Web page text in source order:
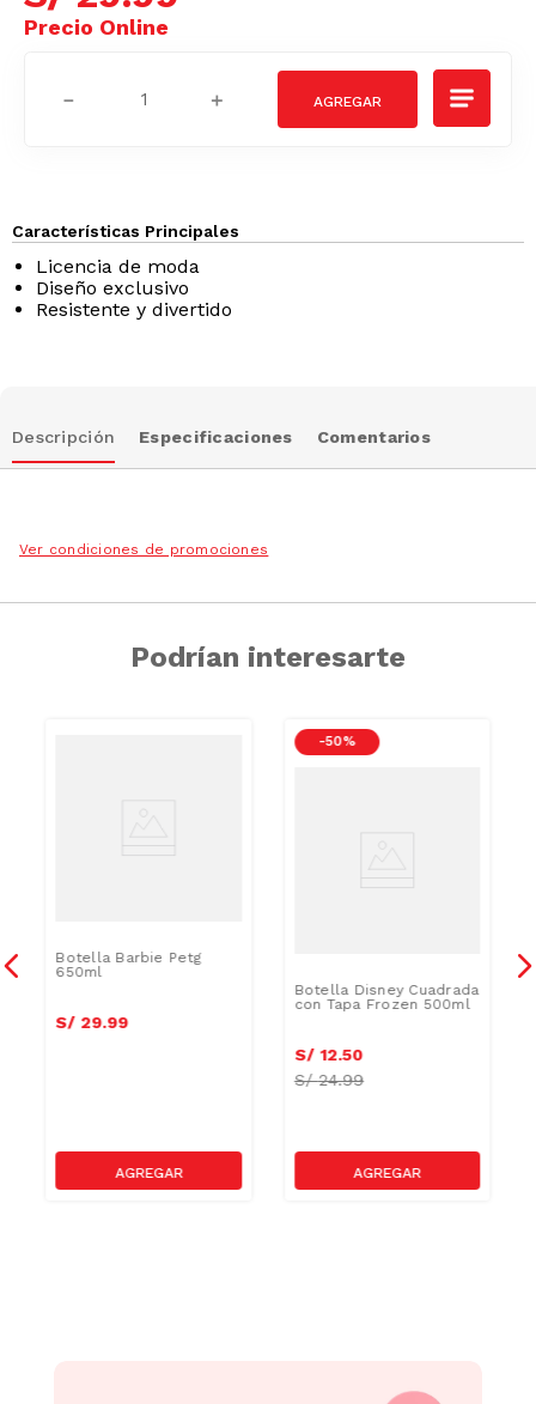
＋
－
Características Principales
Licencia de moda
Diseño exclusivo
Resistente y divertido
Descripción Especificaciones Comentarios
Ver condiciones de promociones
Podrían interesarte
Botella Barbie Petg
650ml
S/ 29.99
-50 %
Botella Disney Cuadrada
con Tapa Frozen 500ml
S/ 12.50
S/24.99